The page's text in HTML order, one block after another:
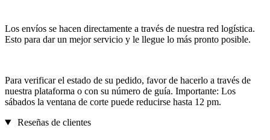
Los envíos se hacen directamente a través de nuestra red logística.
Esto para dar un mejor servicio y le llegue lo más pronto posible.
Para verificar el estado de su pedido, favor de hacerlo a través de
nuestra plataforma o con su número de guía. Importante: Los
sábados la ventana de corte puede reducirse hasta 12 pm.
Reseñas de clientes